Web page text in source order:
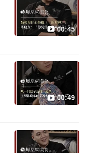
00:45
00:49